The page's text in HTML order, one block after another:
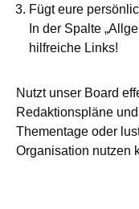
Fügt eure
In der Spalte
hilfreiche Links!
Nutzt unser Board
Redaktionspläne
Thementage oder
Organisation nutzen